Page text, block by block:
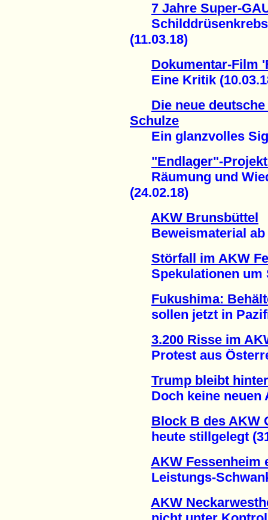
7 Jahre Super-
(11.03.18)
Dokumentar-Film
Eine Kritik
Die neue
Schulze
Ein glanzvolles
"Endlager"-
Räumung und
(24.02.18)
AKW Brunsbüttel
Beweismaterial ab
Störfall im AKW
Spekulationen um
Fukushima:
sollen jetzt in
3.200 Risse im
Protest aus
Trump bleibt
Doch keine neuen
Block B des AKW
heute stillgelegt
AKW Fessenheim
Leistungs-
AKW